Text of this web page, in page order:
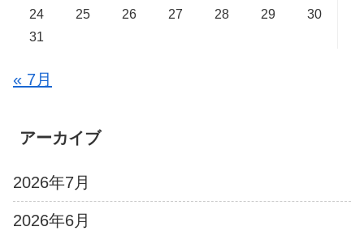
24
25 26 27 28 29
30
31
« 7月
アーカイブ
2026年7月
2026年6月